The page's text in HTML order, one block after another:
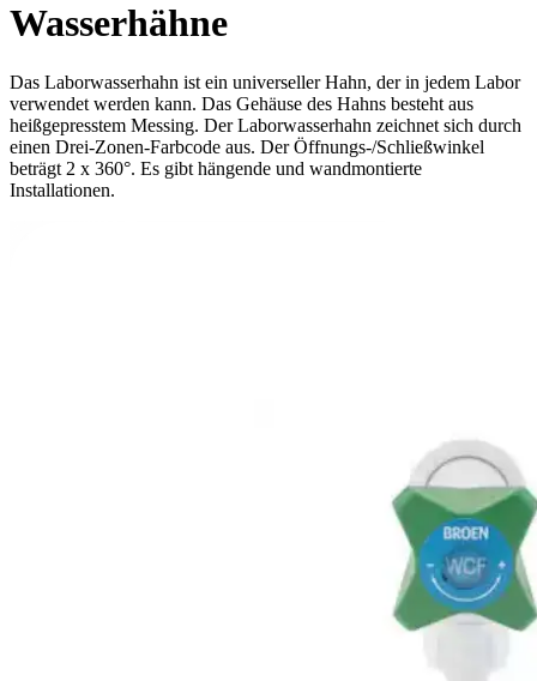
Wasserhähne
Das Laborwasserhahn ist ein universeller Hahn, der in jedem Labor
verwendet werden kann. Das Gehäuse des Hahns besteht aus
heißgepresstem Messing. Der Laborwasserhahn zeichnet sich durch
einen Drei-Zonen-Farbcode aus. Der Öffnungs-/Schließwinkel
beträgt 2 x 360°. Es gibt hängende und wandmontierte
Installationen.